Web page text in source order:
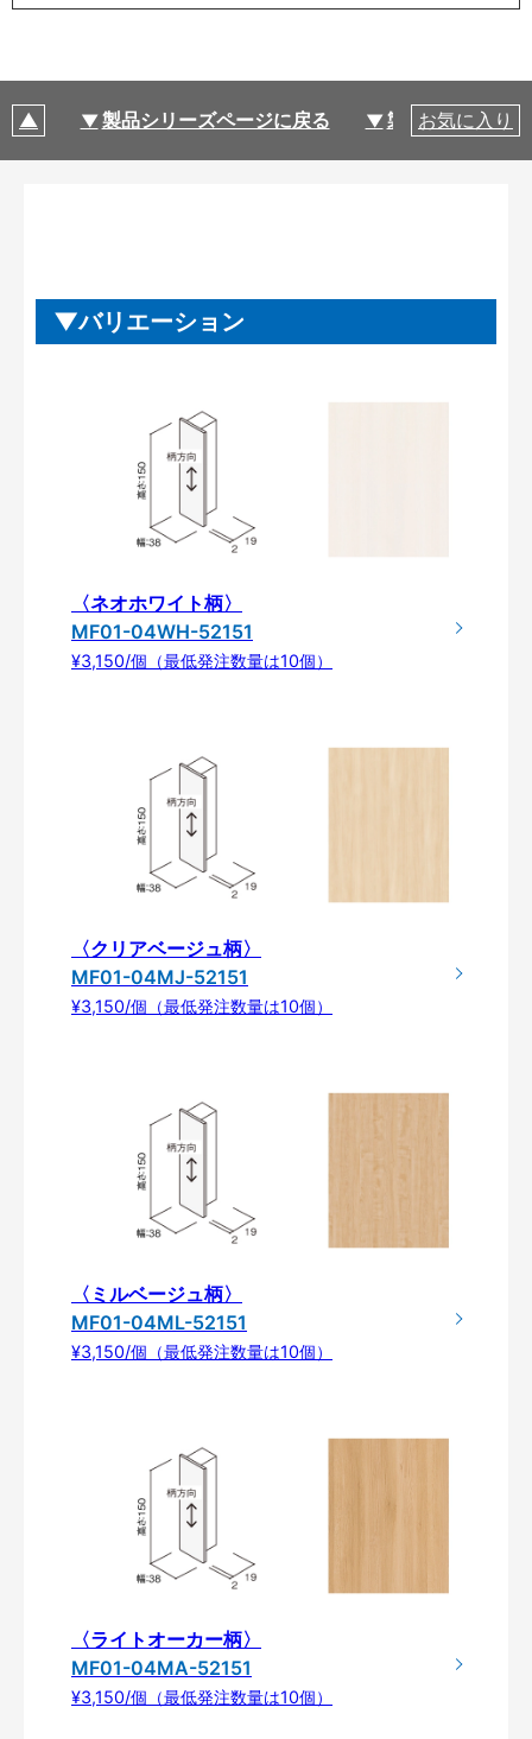
製品シリーズページに戻る 製品仕様
お気に入り
バリエーション
〈ネオホワイト柄〉
MF01-04WH-52151
¥3,150/個（最低発注数量は10個）
〈クリアベージュ柄〉
MF01-04MJ-52151
¥3,150/個（最低発注数量は10個）
〈ミルベージュ柄〉
MF01-04ML-52151
¥3,150/個（最低発注数量は10個）
〈ライトオーカー柄〉
MF01-04MA-52151
¥3,150/個（最低発注数量は10個）